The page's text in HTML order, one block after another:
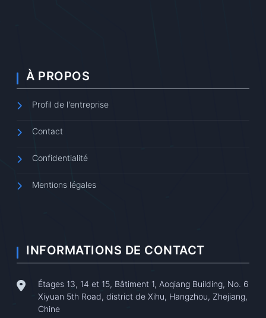
À PROPOS
Profil de l'entreprise
Contact
Confidentialité
Mentions légales
INFORMATIONS DE CONTACT
Étages 13, 14 et 15, Bâtiment 1, Aoqiang Building, No. 6
Xiyuan 5th Road, district de Xihu, Hangzhou, Zhejiang,
Chine